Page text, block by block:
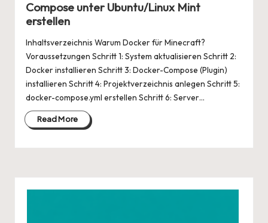
Compose unter Ubuntu/Linux Mint
erstellen
Inhaltsverzeichnis Warum Docker für Minecraft?
Voraussetzungen Schritt 1: System aktualisieren Schritt 2:
Docker installieren Schritt 3: Docker-Compose (Plugin)
installieren Schritt 4: Projektverzeichnis anlegen Schritt 5:
docker-compose.yml erstellen Schritt 6: Server…
Read More